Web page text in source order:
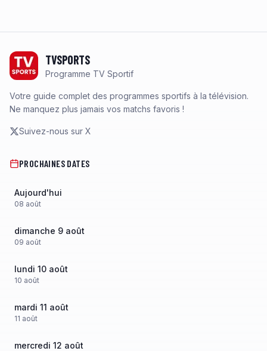
TVSPORTS
Programme TV Sportif
Votre guide complet des programmes sportifs à la télévision.
Ne manquez plus jamais vos matchs favoris !
Suivez-nous sur X
PROCHAINES DATES
Aujourd'hui
08 août
dimanche 9 août
09 août
lundi 10 août
10 août
mardi 11 août
11 août
mercredi 12 août